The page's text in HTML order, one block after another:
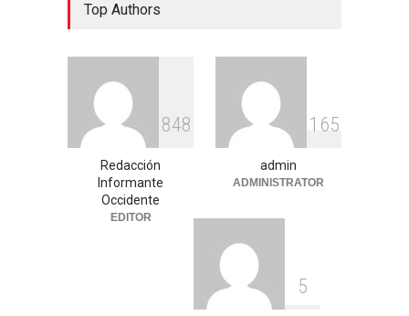
lugar y horario de la
Justicia
Nacional
agosto 3, 2026
Celia Pulido logra un hito
histórico con 11 preseas y
tres marcas récord en Santo
Top Authors
848
Redacción
Informante
Occidente
EDITOR
1 65
admin
ADMINISTRATOR
5